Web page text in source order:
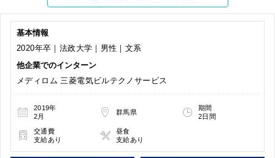
基本情報
2020年卒｜法政大学｜男性｜文系
他企業でのインターン
メディロム 三菱電気ビルテクノサービス
2019年
2月
群馬県
期間
2日間
交通費
支給あり
昼食
支給あり